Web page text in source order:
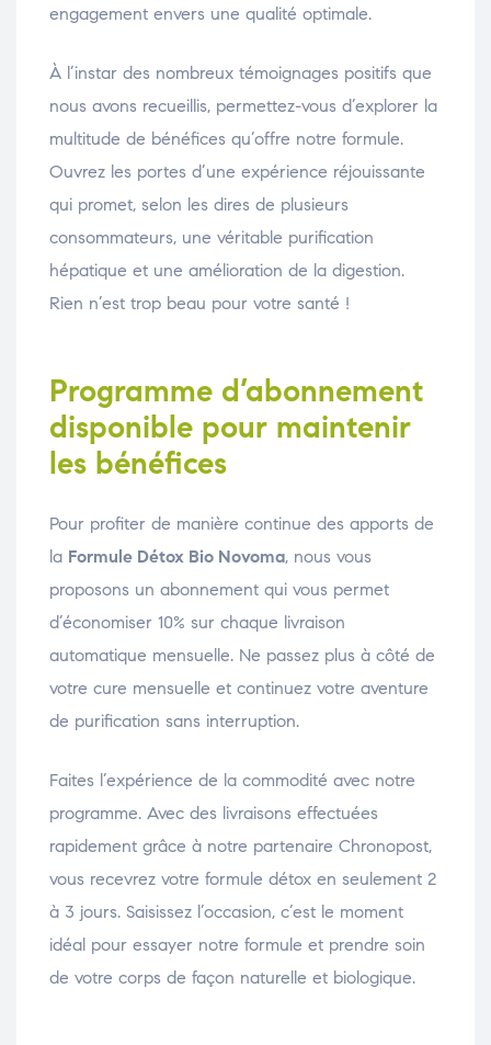
engagement envers une qualité optimale.
À l’instar des nombreux témoignages positifs que
nous avons recueillis, permettez-vous d’explorer la
multitude de bénéfices qu’offre notre formule.
Ouvrez les portes d’une expérience réjouissante
qui promet, selon les dires de plusieurs
consommateurs, une véritable purification
hépatique et une amélioration de la digestion.
Rien n’est trop beau pour votre santé !
Programme d’abonnement
disponible pour maintenir
les bénéfices
Pour profiter de manière continue des apports de
la Formule Détox Bio Novoma, nous vous
proposons un abonnement qui vous permet
d’économiser 10% sur chaque livraison
automatique mensuelle. Ne passez plus à côté de
votre cure mensuelle et continuez votre aventure
de purification sans interruption.
Faites l’expérience de la commodité avec notre
programme. Avec des livraisons effectuées
rapidement grâce à notre partenaire Chronopost,
vous recevrez votre formule détox en seulement 2
à 3 jours. Saisissez l’occasion, c’est le moment
idéal pour essayer notre formule et prendre soin
de votre corps de façon naturelle et biologique.